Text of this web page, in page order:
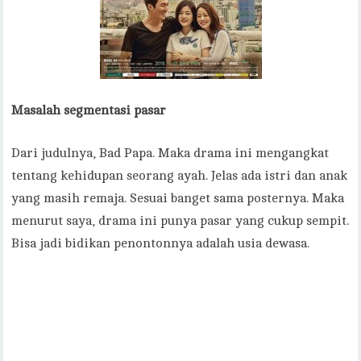
Masalah segmentasi pasar
Dari judulnya, Bad Papa. Maka drama ini mengangkat
tentang kehidupan seorang ayah. Jelas ada istri dan anak
yang masih remaja. Sesuai banget sama posternya. Maka
menurut saya, drama ini punya pasar yang cukup sempit.
Bisa jadi bidikan penontonnya adalah usia dewasa.